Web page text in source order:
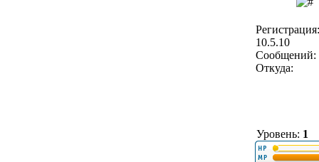
Регистрация:
10.5.10
Сообщений:
Откуда:
Уровень: 1